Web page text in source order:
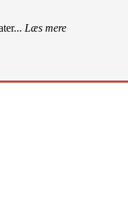
Læs mere